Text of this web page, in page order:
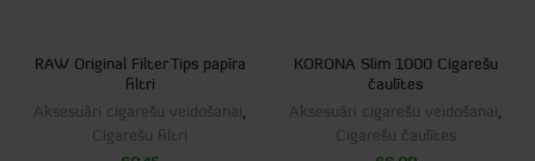
RAW Original Filter Tips papīra
filtri
,
KORONA Slim 1000 Cigarešu
čaulītes
,